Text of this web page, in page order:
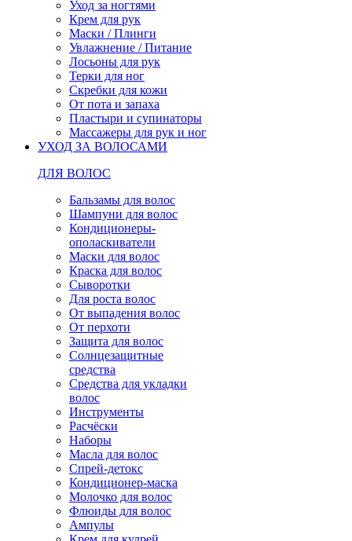
Уход за ногтями
Крем для рук
Маски / Плинги
Увлажнение / Питание
Лосьоны для рук
Терки для ног
Скребки для кожи
От пота и запаха
Пластыри и супинаторы
Массажеры для рук и ног
УХОД ЗА ВОЛОСАМИ
ДЛЯ ВОЛОС
Бальзамы для волос
Шампуни для волос
Кондиционеры-
ополаскиватели
Маски для волос
Краска для волос
Сыворотки
Для роста волос
От выпадения волос
От перхоти
Защита для волос
Солнцезащитные
средства
Средства для укладки
волос
Инструменты
Расчёски
Наборы
Масла для волос
Спрей-детокс
Кондиционер-маска
Молочко для волос
Флюиды для волос
Ампулы